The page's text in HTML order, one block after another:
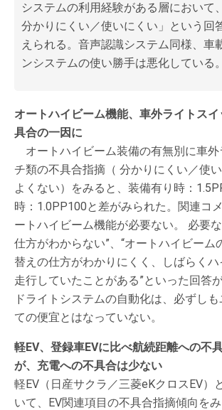
システムの利用経験がある層において
分かりにくい／使いにくい」という回
えられる。音声認識システム同様、車
ンシステムの使い勝手は悪化している。
オートハイビーム機能、車外ライトス
具合の一因に
オートハイビーム装備の有無別に車外
チ類の不具合指摘（ 分かりにくい／使
よくない）をみると、装備有り時：
時：1.0PP100と差がみられた。関連コ
ートハイビーム機能が必要ない。 必要
仕方がわからない”、“オートハイビーム
替えの仕方がわかりにくく、しばらくハ
走行していたことがある”といった回答
ドライトシステムの自動化は、必ずし
ての便宜とはなっていない。
軽EV、登録車EVに比べ航続距離への不
が、充電への不具合は少ない
軽EV（日産サクラ／三菱eKクロスEV）
いて、EV関連項目の不具合指摘傾向を